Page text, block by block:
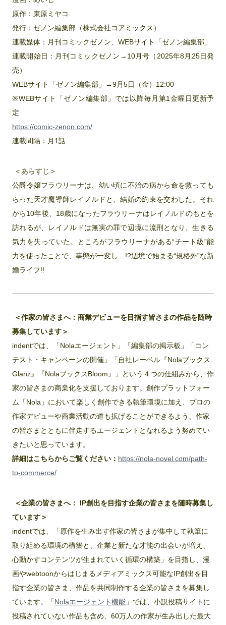
原作：束原ミヤコ
発行：ゼノン編集部（株式会社コアミックス）
連載媒体：月刊コミックゼノン、WEBサイト「ゼノン編集部」
連載開始日：月刊コミックゼノン→10月号（2025年8月25日発
売）
WEBサイト「ゼノン編集部」→9月5日（金）12:00
※WEBサイト「ゼノン編集部」では以降毎月第1金曜日更新予
定
https://comic-zenon.com/
連載間隔：月1話
＜あらすじ＞
公爵令嬢フラウリーナは、幼い頃に不治の病から命を救っても
らった天才魔導師レイノルドと、結婚の約束を交わした。それ
から10年後、18歳になったフラウリーナはレイノルドのもとを
訪れるが、レイノルドは無実の罪で辺境に流刑となり、生きる
気力を失っていた。ところがフラウリーナがある“チート級”能
力を使ったことで、事態が一変し…!?辺境で始まる“規格外”な新
婚ライフ!!
＜作家の皆さまへ：商業デビューを目指す皆さまの作品を随時
募集しています＞
indentでは、「Nolaエージェント」「編集部の掲示板」「コン
テスト・キャンペーンの開催」「自社レーベル『Nolaブックス
Glanz』『NolaブックスBloom』」という４つの仕組みから、作
家の皆さまの商業化を支援しております。創作プラットフォー
ム「Nola」において楽しく創作できる執筆環境に加え、プロの
作家デビューや商業活動の道も拡げることができるよう、作家
の皆さまとともに伴走するエージェントとなれるよう努めてい
きたいと思っています。
詳細はこちらからご覧ください： https://nola-novel.com/path-
to-commerce/
＜企業の皆さまへ： IP創出を目指す企業の皆さまを随時募集し
ています＞
indentでは、「原作を生み出す作家の皆さまが集中して執筆に
取り組める環境の構築と、企業と新たな才能の出会いが増え、
心動かすコンテンツが生まれていく循環の構築」を目指し、漫
画やwebtoonからはじまるメディアミックス可能なIP創出を目
指す企業の皆さま、作品を共同制作する企業の皆さまを募集し
ています。「Nolaエージェント機能 」では、小説投稿サイトに
投稿されていない作品も含め、60万人の作家が生み出した最大